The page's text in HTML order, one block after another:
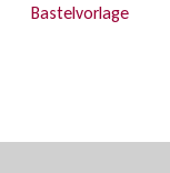
Bastelvorlage